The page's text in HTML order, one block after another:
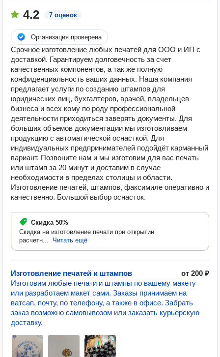
4.2 7 оценок
Организация проверена
Срочное изготовление любых печатей для ООО и ИП с
доставкой. Гарантируем долговечность за счет
качественных компонентов, а так же полную
конфиденциальность ваших данных. Наша компания
предлагает услуги по созданию штампов для
юридических лиц, бухгалтеров, врачей, владельцев
бизнеса и всех кому по роду профессиональной
деятельности приходиться заверять документы. Для
больших объемов документации мы изготовливаем
продукцию с автоматической оснасткой. Для
индивидуальных предпринимателей подойдёт карманный
вариант. Позвоните нам и мы изготовим для вас печать
или штамп за 20 минут и доставим в случае
необходимости в пределах столицы и области.
Изготовление печатей, штампов, факсимиле оперативно и
качественно. Большой выбор оснасток.
Скидка 50%
Скидка на изготовление печати при открытии
расчетн...
Читать ещё
Изготовление печатей и штампов
от 200 ₽
Изготовим любые печати и штампы по вашему макету
или разработаем макет сами. Заказы принимаем на
ватсап, почту, по телефону, а также в офисе. Забрать
заказ возможно самовывозом или заказать курьерскую
доставку.